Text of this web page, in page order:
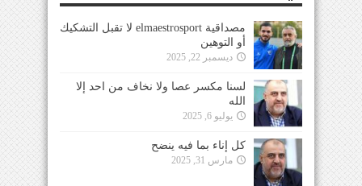
مصداقية elmaestrosport لا تقبل التشكيك
أو التوهين
ديسمبر 22, 2025
لسنا مكسر عصا ولا نخاف من احد إلا
الله
يوليو 6, 2025
كل إناء بما فيه ينضح
مارس 31, 2025